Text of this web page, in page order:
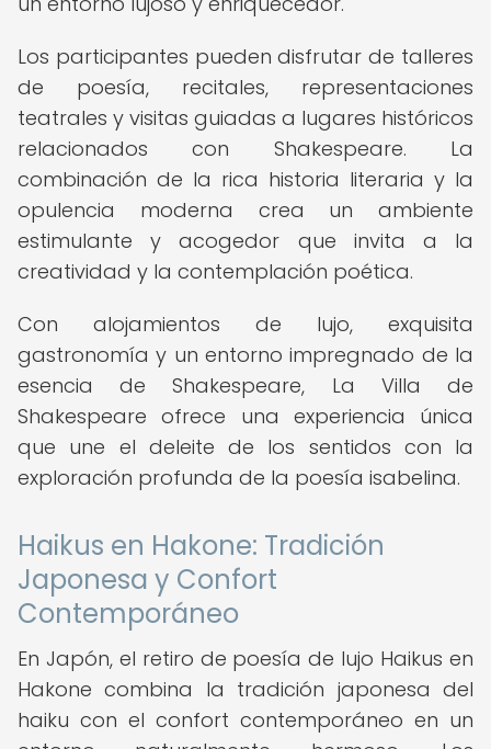
Los participantes pueden disfrutar de talleres
de poesía, recitales, representaciones
teatrales y visitas guiadas a lugares históricos
relacionados con Shakespeare. La
combinación de la rica historia literaria y la
opulencia moderna crea un ambiente
estimulante y acogedor que invita a la
creatividad y la contemplación poética.
Con alojamientos de lujo, exquisita
gastronomía y un entorno impregnado de la
esencia de Shakespeare, La Villa de
Shakespeare ofrece una experiencia única
que une el deleite de los sentidos con la
exploración profunda de la poesía isabelina.
Haikus en Hakone: Tradición
Japonesa y Confort
Contemporáneo
En Japón, el retiro de poesía de lujo Haikus en
Hakone combina la tradición japonesa del
haiku con el confort contemporáneo en un